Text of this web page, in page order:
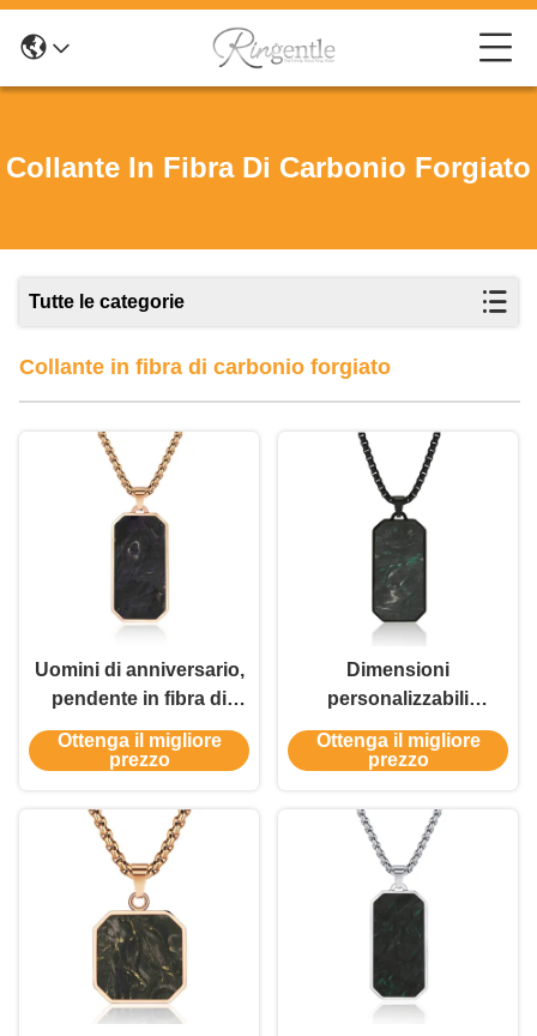
Collante In Fibra Di Carbonio Forgiato
Tutte le categorie
Collante in fibra di carbonio forgiato
Uomini di anniversario,
pendente in fibra di
carbonio, oro e gioiello
verde.
Ottenga il migliore
prezzo
Dimensioni
personalizzabili
Pendente in fibra di
carbonio forgiato da
qualità aerospaziale e
modelli marmorizzati
unici
Ottenga il migliore
prezzo